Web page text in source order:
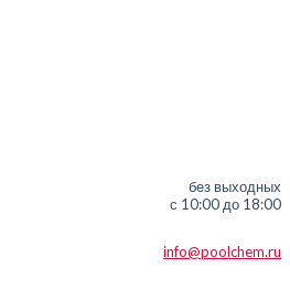
без выходных
с 10:00 до 18:00
info@poolchem.ru